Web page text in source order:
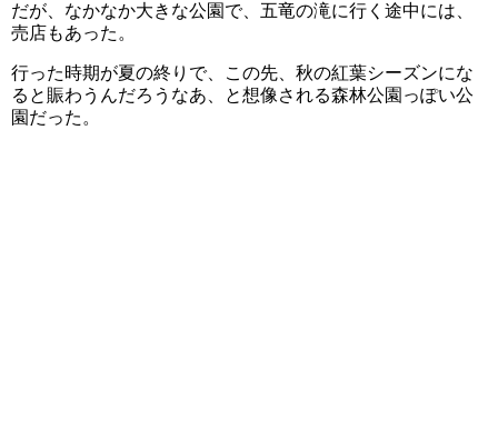
だが、なかなか大きな公園で、五竜の滝に行く途中には、
売店もあった。
行った時期が夏の終りで、この先、秋の紅葉シーズンにな
ると賑わうんだろうなあ、と想像される森林公園っぽい公
園だった。